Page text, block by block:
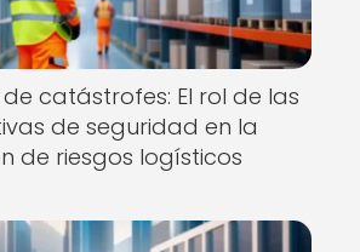
catástrofes: El rol de las
de seguridad en la
de riesgos logísticos